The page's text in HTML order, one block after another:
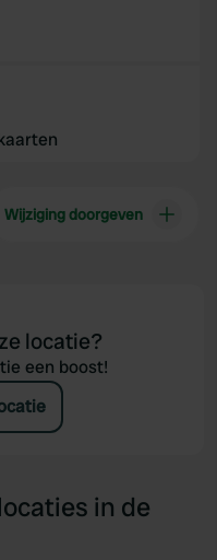
Wijziging doorgeven
locatie?
een boost!
in de